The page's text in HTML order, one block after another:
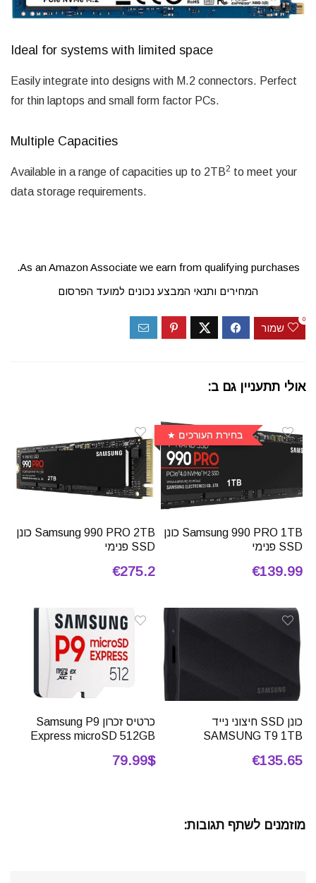
Ideal for systems with limited space
Easily integrate into designs with M.2 connectors. Perfect
for thin laptops and small form factor PCs.
Multiple Capacities
Available in a range of capacities up to 2TB2 to meet your
data storage requirements.
As an Amazon Associate we earn from qualifying purchases.
המחירים ותנאי המבצע נכונים למועד הפרסום
שמור
0
אולי תתעניין גם ב:
בחירת העורכים
Samsung 990 PRO 1TB כונן
SSD פנימי
€139.99
Samsung 990 PRO 2TB כונן
SSD פנימי
€275.2
כונן SSD חיצוני נייד
SAMSUNG T9 1TB
€135.65
כרטיס זכרון Samsung P9
Express microSD 512GB
79.99$
מוזמנים לשתף תגובות: